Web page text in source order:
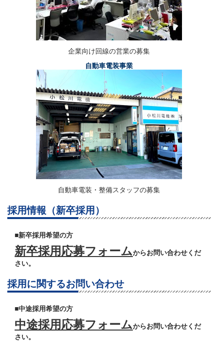
企業向け回線の営業の募集
自動車電装事業
自動車電装・整備スタッフの募集
採用情報（新卒採用）
■新卒採用希望の方
新卒採用応募フォームからお問い合わせくだ
さい。
採用に関するお問い合わせ
■中途採用希望の方
中途採用応募フォームからお問い合わせくだ
さい。